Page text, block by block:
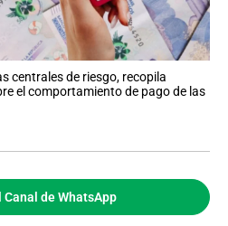
centrales de riesgo, recopila
el comportamiento de pago de las
Canal de WhatsApp